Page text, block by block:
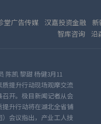
堂广告传媒 汉嘉投资金融 新
智库咨询
沿
陈凯 黎甜 杨健3月11
提升行动现场观摩交流
开。极目新闻记者从会
升行动将在湖北全省铺
会议指出，产业工人技